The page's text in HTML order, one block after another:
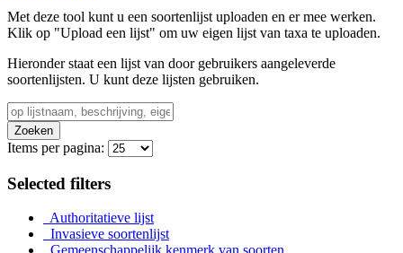
Met deze tool kunt u een soortenlijst uploaden en er mee werken.
Klik op "Upload een lijst" om uw eigen lijst van taxa te uploaden.
Hieronder staat een lijst van door gebruikers aangeleverde
soortenlijsten. U kunt deze lijsten gebruiken.
Zoeken
Items per pagina:
Selected filters
Authoritatieve lijst
Invasieve soortenlijst